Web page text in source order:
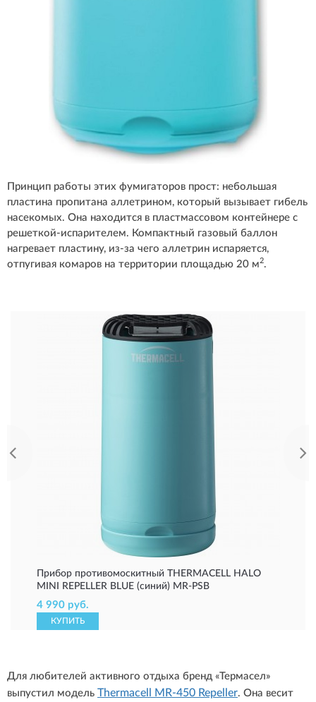
Принцип работы этих фумигаторов прост: небольшая
пластина пропитана аллетрином, который вызывает гибель
насекомых. Она находится в пластмассовом контейнере с
решеткой-испарителем. Компактный газовый баллон
нагревает пластину, из-за чего аллетрин испаряется,
отпугивая комаров на территории площадью 20 м2.
Прибор противомоскитный THERMACELL HALO
MINI REPELLER BLUE (синий) MR-PSB
4 990 руб.
КУПИТЬ
Для любителей активного отдыха бренд «Термасел»
выпустил модель Thermacell MR-450 Repeller. Она весит